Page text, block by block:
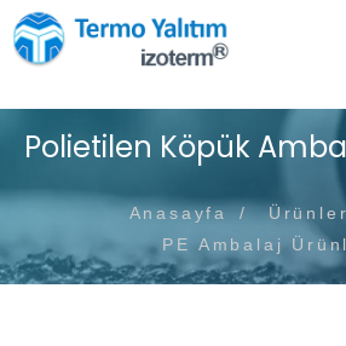
Polietilen Köpük
Anasayfa
PE Ambalaj